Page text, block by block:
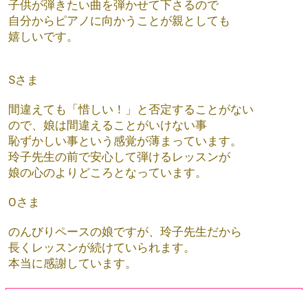
子供が弾きたい曲を弾かせて下さるので
自分からピアノに向かうことが親としても
嬉しいです。
Sさま
間違えても「惜しい！」と否定することがない
ので、娘は間違えることがいけない事
恥ずかしい事という感覚が薄まっています。
玲子先生の前で安心して弾けるレッスンが
娘の心のよりどころとなっています。
Oさま
のんびりペースの娘ですが、玲子先生だから
長くレッスンが続けていられます。
本当に感謝しています。